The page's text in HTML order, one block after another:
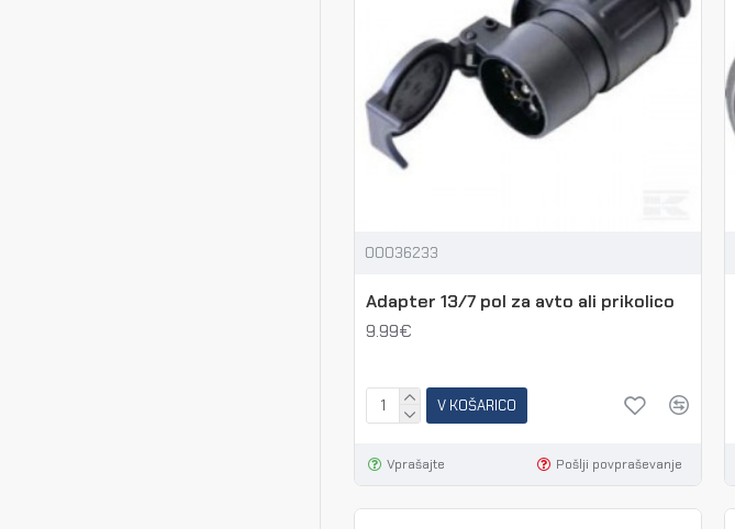
00036233
Adapter 13/7 pol za avto ali prikolico
9.99€
V KOŠARICO
Vprašajte Pošlji povpraševanje